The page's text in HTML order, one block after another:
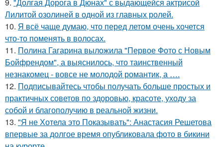
Лилитой озолиней в одной из главных ролей.
10. Я всё чаще думаю, что перед летом очень хочется
что-то поменять в волосах.
11. Полина Гагарина выложила "Первое Фото с Новым
Бойфрендом", а выяснилось, что таинственный
незнакомец - вовсе не молодой романтик, а ….
12. Подписывайтесь чтобы получать больше простых и
практичных советов по здоровью, красоте, уходу за
собой и благополучию в реальной жизни.
13. "Я не Хотела это Показывать": Анастасия Решетова
впервые за долгое время опубликовала фото в бикини